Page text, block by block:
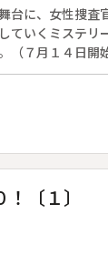
い子が「だんだ
台に、女性捜査
ていくミステリ
（７月１４日
中、偶然に記憶
らず、名前も家
ックによるも
男性の遺体と
捜査は行き詰ま
ミなどから地道
〔１〕